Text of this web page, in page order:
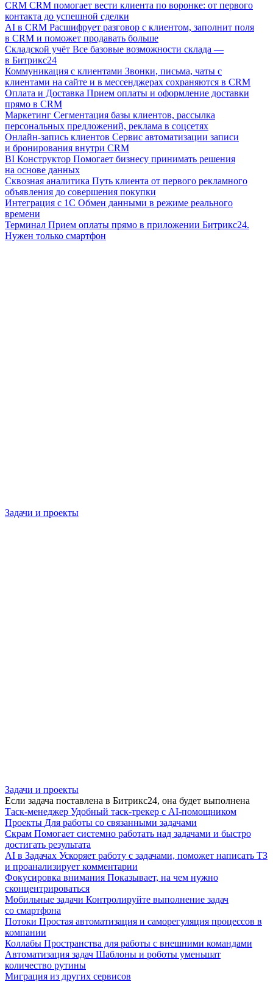
CRM CRM помогает вести клиента по воронке: от первого
контакта до успешной сделки
AI в CRM Расшифрует разговор с клиентом, заполнит поля
в CRM и поможет продавать больше
Складской учёт Все базовые возможности склада —
в Битрикс24
Коммуникация с клиентами Звонки, письма, чаты с
клиентами на сайте и в мессенджерах сохраняются в CRM
Оплата и Доставка Прием оплаты и оформление доставки
прямо в CRM
Маркетинг Сегментация базы клиентов, рассылка
персональных предложений, реклама в соцсетях
Онлайн-запись клиентов Сервис автоматизации записи
и бронирования внутри CRM
BI Конструктор Помогает бизнесу принимать решения
на основе данных
Сквозная аналитика Путь клиента от первого рекламного
объявления до совершения покупки
Интеграция с 1С Обмен данными в режиме реального
времени
Терминал Прием оплаты прямо в приложении Битрикс24.
Нужен только смартфон
Задачи и проекты
Задачи и проекты
Если задача поставлена в Битрикс24, она будет выполнена
Таск-менеджер Удобный таск-трекер с AI-помощником
Проекты Для работы со связанными задачами
Скрам Помогает системно работать над задачами и быстро
достигать результата
AI в Задачах Ускоряет работу с задачами, поможет написать ТЗ
и проанализирует комментарии
Фокусировка внимания Показывает, на чем нужно
сконцентрироваться
Мобильные задачи Контролируйте выполнение задач
со смартфона
Потоки Простая автоматизация и саморегуляция процессов в
компании
Коллабы Пространства для работы с внешними командами
Автоматизация задач Шаблоны и роботы уменьшат
количество рутины
Миграция из других сервисов